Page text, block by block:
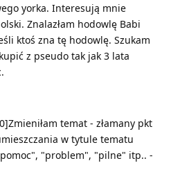
yorka. Interesują mnie
Znalazłam hodowlę Babi
ktoś zna tę hodowlę. Szukam
z pseudo tak jak 3 lata
temat - złamany pkt
w tytule tematu
"problem", "pilne" itp.. -